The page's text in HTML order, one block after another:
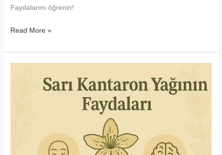
Faydalarını öğrenin!
Aynısefa
Kullanım
Read More »